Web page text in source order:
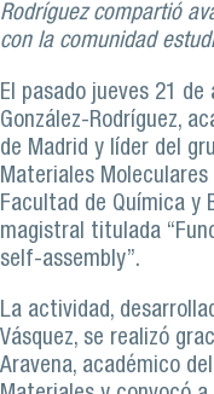
Rodríguez compartió
con la comunidad
El pasado jueves 21
González-Rodríguez,
de Madrid y líder del
Materiales
Facultad de Química y
magistral titulada
self-assembly”.
La actividad,
Vásquez, se realizó
Aravena, académico